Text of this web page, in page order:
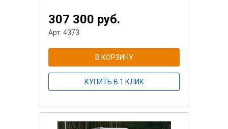
307 300 руб.
Арт: 4373
В КОРЗИНУ
КУПИТЬ В 1 КЛИК